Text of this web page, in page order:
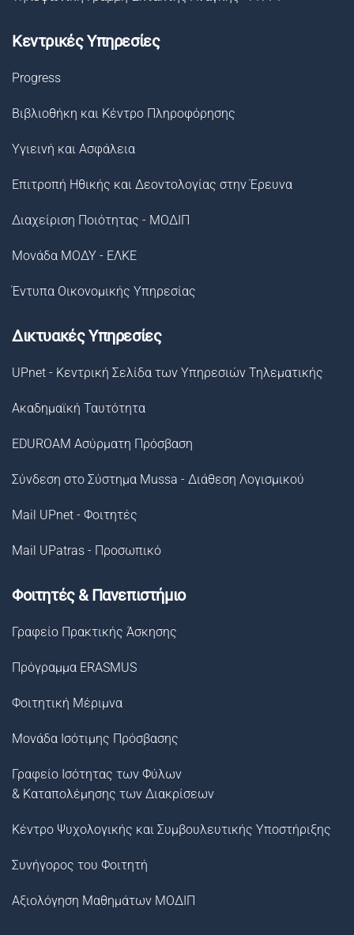
Κεντρικές Υπηρεσίες
Progress
Βιβλιοθήκη και Κέντρο Πληροφόρησης
Υγιεινή και Ασφάλεια
Επιτροπή Ηθικής και Δεοντολογίας στην Έρευνα
Διαχείριση Ποιότητας - ΜΟΔΙΠ
Μονάδα ΜΟΔΥ - ΕΛΚΕ
Έντυπα Οικονομικής Υπηρεσίας
Δικτυακές Υπηρεσίες
UPnet - Κεντρική Σελίδα των Υπηρεσιών Τηλεματικής
Ακαδημαϊκή Ταυτότητα
EDUROAM Ασύρματη Πρόσβαση
Σύνδεση στο Σύστημα Μussa - Διάθεση Λογισμικού
Mail UPnet - Φοιτητές
Mail UPatras - Προσωπικό
Φοιτητές & Πανεπιστήμιο
Γραφείο Πρακτικής Άσκησης
Πρόγραμμα ERASMUS
Φοιτητική Μέριμνα
Μονάδα Ισότιμης Πρόσβασης
Γραφείο Ισότητας των Φύλων
& Καταπολέμησης των Διακρίσεων
Κέντρο Ψυχολογικής και Συμβουλευτικής Υποστήριξης
Συνήγορος του Φοιτητή
Αξιολόγηση Μαθημάτων ΜΟΔΙΠ